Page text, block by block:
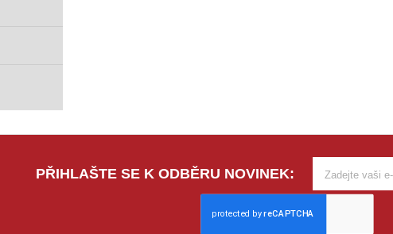
PŘIHLAŠTE SE K ODBĚRU NOVINEK: